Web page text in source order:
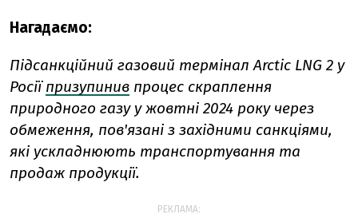
Нагадаємо:
Підсанкційний газовий термінал Arctic LNG 2 у
Росіїпризупинив процес скраплення
природного газу у жовтні 2024 року через
обмеження, пов'язані з західними санкціями,
які ускладнюють транспортування та
продаж продукції.
РЕКЛАМА: